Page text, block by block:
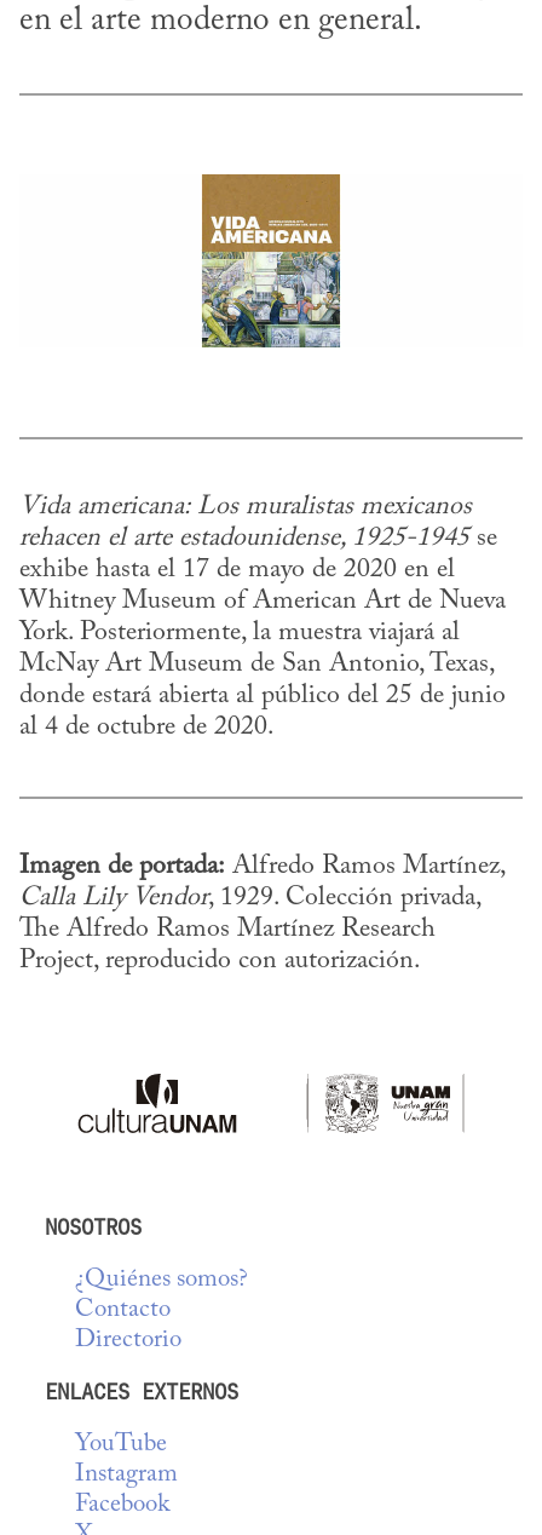
en el arte moderno en general.
Vida americana: Los muralistas mexicanos
rehacen el arte estadounidense, 1925-1945 se
exhibe hasta el 17 de mayo de 2020 en el
Whitney Museum of American Art de Nueva
York. Posteriormente, la muestra viajará al
McNay Art Museum de San Antonio, Texas,
donde estará abierta al público del 25 de junio
al 4 de octubre de 2020.
Imagen de portada:
Calla Lily Vendor, 1929. Colección privada,
The Alfredo Ramos Martínez Research
Project, reproducido con autorización.
NOSOTROS
¿Quiénes somos?
Contacto
Directorio
ENLACES EXTERNOS
YouTube
Instagram
Facebook